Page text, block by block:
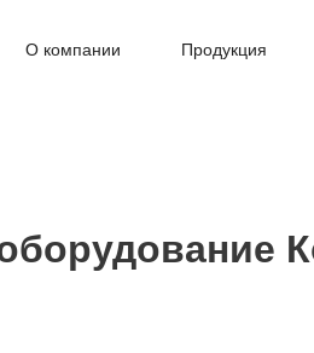
О компании Продукция